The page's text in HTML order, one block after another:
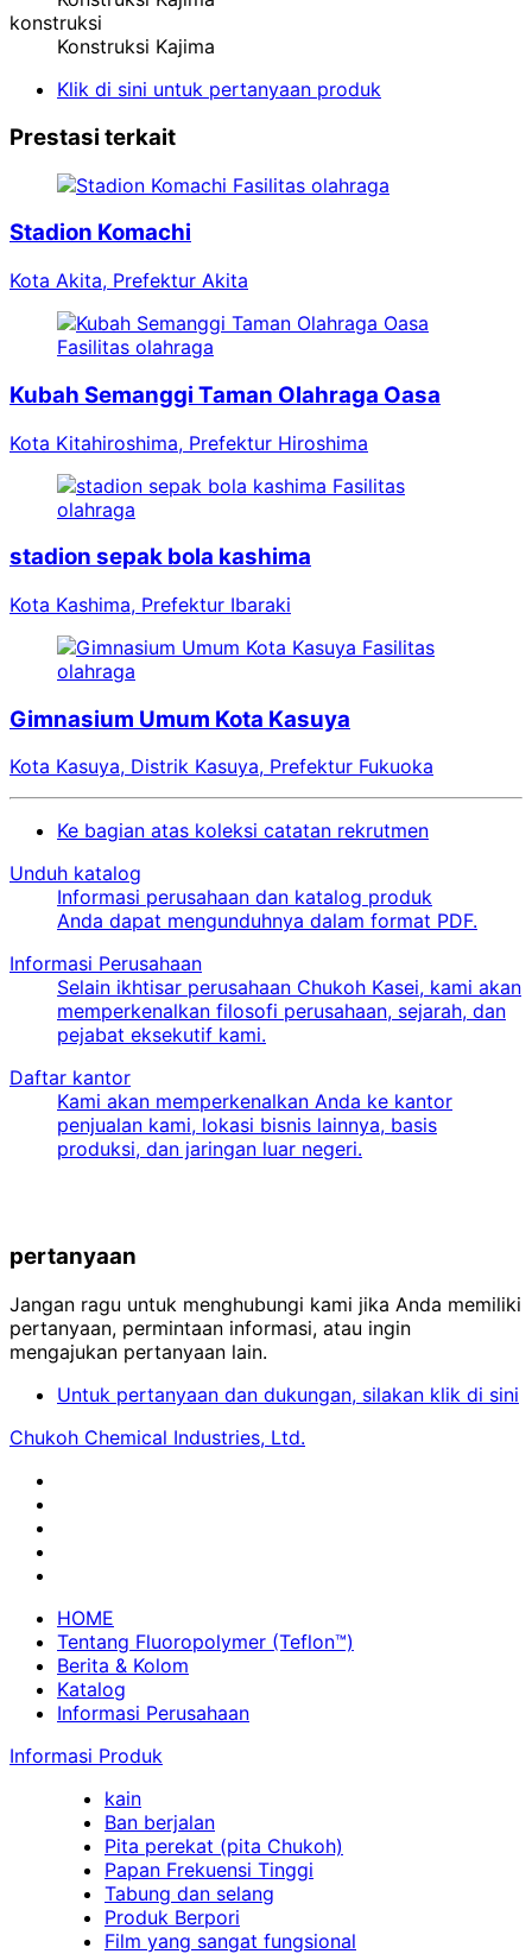
konstruksi
Konstruksi Kajima
Klik di sini untuk pertanyaan produk
Prestasi terkait
Fasilitas olahraga
Stadion Komachi
Kota Akita, Prefektur Akita
Fasilitas olahraga
Kubah Semanggi Taman Olahraga Oasa
Kota Kitahiroshima, Prefektur Hiroshima
Fasilitas
olahraga
stadion sepak bola kashima
Kota Kashima, Prefektur Ibaraki
Fasilitas
olahraga
Gimnasium Umum Kota Kasuya
Kota Kasuya, Distrik Kasuya, Prefektur Fukuoka
Ke bagian atas koleksi catatan rekrutmen
Unduh katalog
Informasi perusahaan dan katalog produk
Anda dapat mengunduhnya dalam format PDF.
Informasi Perusahaan
Selain ikhtisar perusahaan Chukoh Kasei, kami akan
memperkenalkan filosofi perusahaan, sejarah, dan
pejabat eksekutif kami.
Daftar kantor
Kami akan memperkenalkan Anda ke kantor
penjualan kami, lokasi bisnis lainnya, basis
produksi, dan jaringan luar negeri.
pertanyaan
Jangan ragu untuk menghubungi kami jika Anda memiliki
pertanyaan, permintaan informasi, atau ingin
mengajukan pertanyaan lain.
Untuk pertanyaan dan dukungan, silakan klik di sini
Chukoh Chemical Industries, Ltd.
HOME
Tentang Fluoropolymer (Teflon™)
Berita & Kolom
Katalog
Informasi Perusahaan
Informasi Produk
kain
Ban berjalan
Pita perekat (pita Chukoh)
Papan Frekuensi Tinggi
Tabung dan selang
Produk Berpori
Film yang sangat fungsional